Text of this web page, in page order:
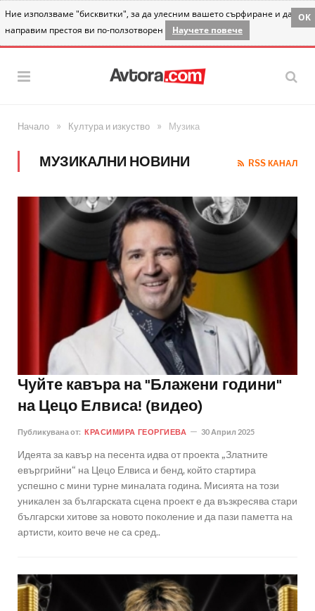
Ние използваме "бисквитки", за да улесним вашето сърфиране и да
направим престоя ви по-ползотворен
Научете повече
OK
Начало » Култура и изкуство » Музика
МУЗИКАЛНИ НОВИНИ RSS КАНАЛ
Чуйте кавъра на "Блажени години"
на Цецо Елвиса! (видео)
Публикувана от: КРАСИМИРА ГЕОРГИЕВА 30 Април 2025
Идеята за кавър на песента идва от проекта „Златните
евъргрийни“ на Цецо Елвиса и бенд, който стартира
успешно с мини турне миналата година. Мисията на този
уникален за българската сцена проект е да възкресява стари
български хитове за новото поколение и да пази паметта на
артисти, които вече не са сред..